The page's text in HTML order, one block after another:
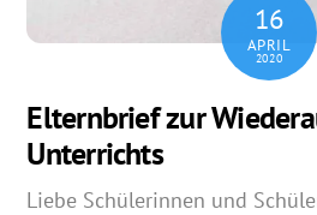
16
APRIL
2020
Elternbrief zur
Unterrichts
Liebe Schülerinnen und